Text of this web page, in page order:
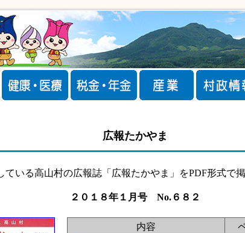
広報たかやま
ている高山村の広報誌「広報たかやま」をPDF形式で掲
２０１８年１月号 No.６８２
内容